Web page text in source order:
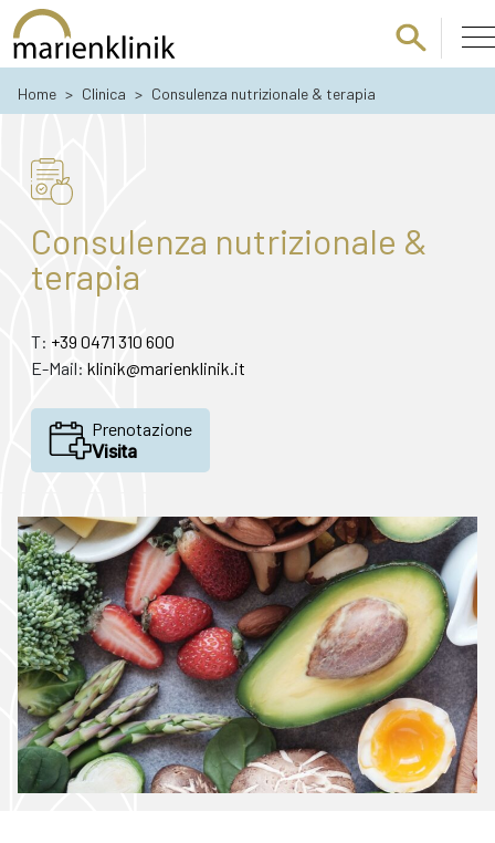
Passa al contenuto principale
Home > Clinica > Consulenza nutrizionale & terapia
Consulenza nutrizionale &
terapia
T: +39 0471 310 600
E-Mail: klinik@marienklinik.it
Prenotazione
Visita